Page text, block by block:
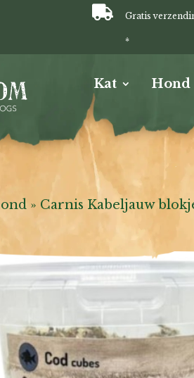
 Gratis
*
Kat Hond
» Carnis Kabeljauw